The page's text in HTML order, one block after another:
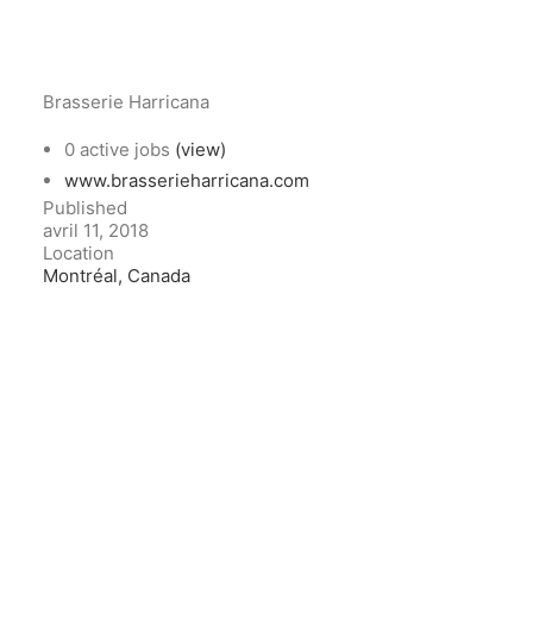
Brasserie Harricana
0 active jobs (view)
www.brasserieharricana.com
Published
avril 11, 2018
Location
Montréal, Canada